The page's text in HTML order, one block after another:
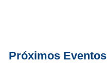
Próximos Eventos